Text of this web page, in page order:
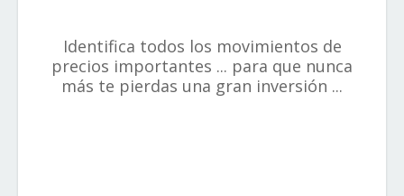
Identifica todos los movimientos de
precios importantes ... para que nunca
más te pierdas una gran inversión ...